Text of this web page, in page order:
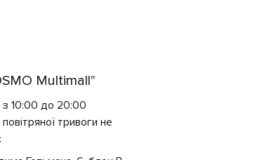
Multimall"
10:00 до 20:00
тривоги не